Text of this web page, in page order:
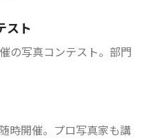
スト
の写真コンテスト。部門
時開催。プロ写真家も講